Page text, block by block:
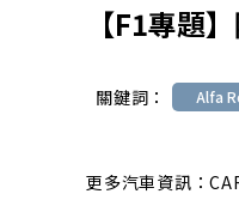
【F1專題
關鍵詞： Alfa
更多汽車資訊：